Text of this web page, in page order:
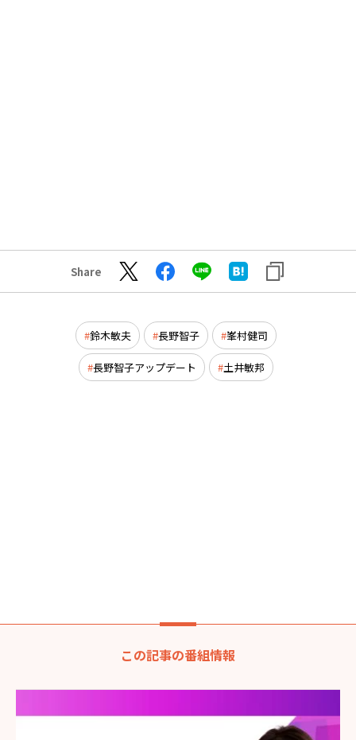
Share
鈴木敏夫 長野智子 峯村健司
長野智子アップデート 土井敏邦
この記事の番組情報